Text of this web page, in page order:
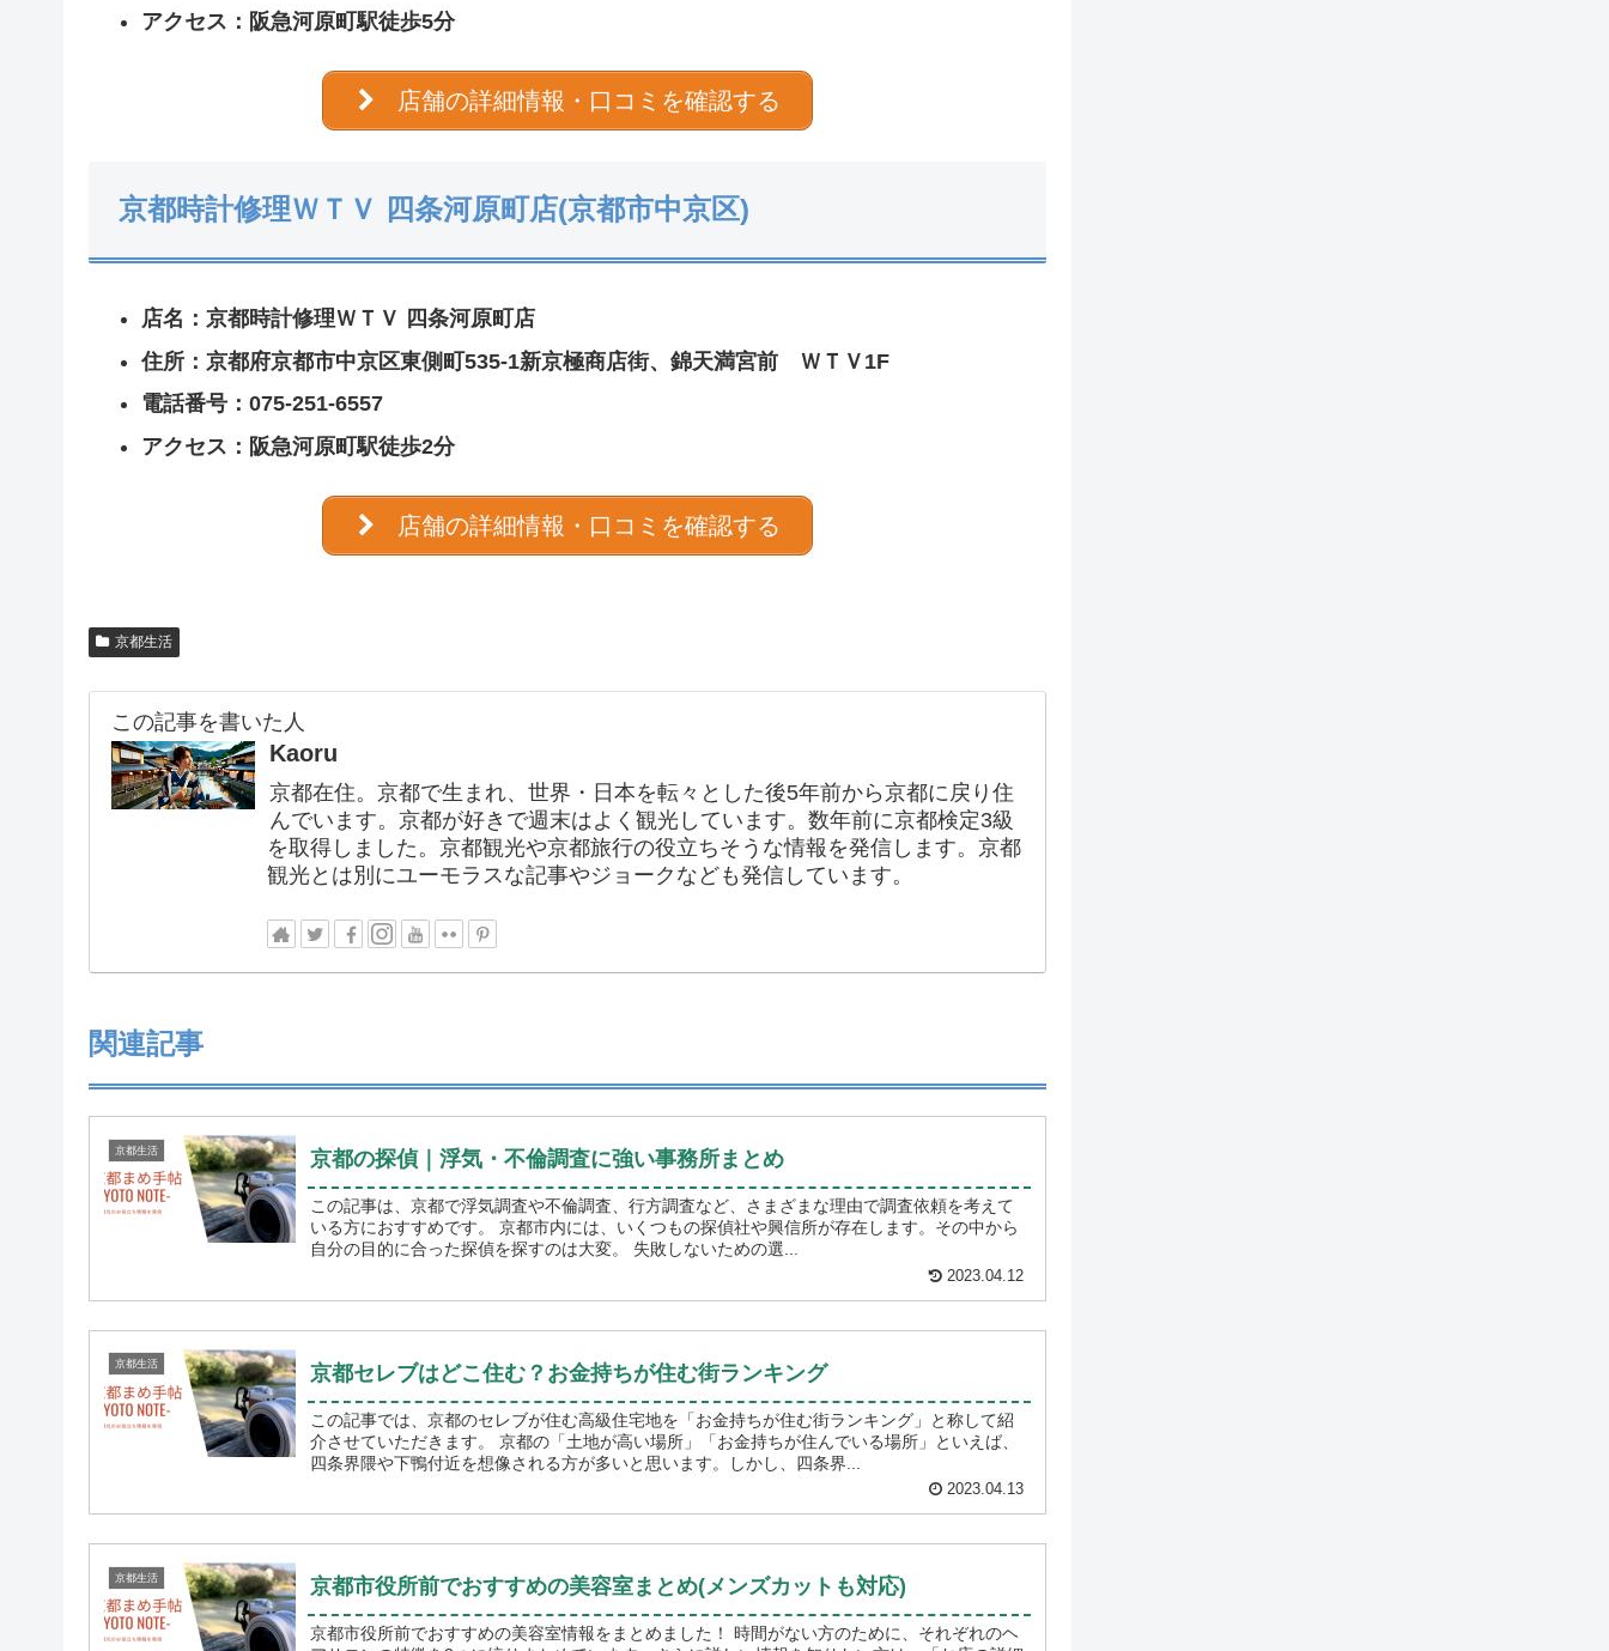
アクセス：阪急河原町駅徒歩5分
店舗の詳細情報・口コミを確認する
京都時計修理ＷＴＶ 四条河原町店(京都市中京区)
店名：京都時計修理ＷＴＶ 四条河原町店
住所：京都府京都市中京区東側町535‐1新京極商店街、錦天満宮前 ＷＴＶ1F
電話番号：075-251-6557
アクセス：阪急河原町駅徒歩2分
店舗の詳細情報・口コミを確認する
京都生活
この記事を書いた人
Kaoru
京都在住。京都で生まれ、世界・日本を転々とした後5年前から京都に戻り住
んでいます。京都が好きで週末はよく観光しています。数年前に京都検定3級
を取得しました。京都観光や京都旅行の役立ちそうな情報を発信します。京都
観光とは別にユーモラスな記事やジョークなども発信しています。
関連記事
京都生活 京都の探偵｜浮気・不倫調査に強い事務所まとめ
この記事は、京都で浮気調査や不倫調査、行方調査など、さまざまな理由で調査依頼を考えて
いる方におすすめです。 京都市内には、いくつもの探偵社や興信所が存在します。その中から
自分の目的に合った探偵を探すのは大変。 失敗しないための選...
2023.04.12
京都生活 京都セレブはどこ住む？お金持ちが住む街ランキング
この記事では、京都のセレブが住む高級住宅地を「お金持ちが住む街ランキング」と称して紹
介させていただきます。 京都の「土地が高い場所」「お金持ちが住んでいる場所」といえば、
四条界隈や下鴨付近を想像される方が多いと思います。しかし、四条界...
2023.04.13
京都生活 京都市役所前でおすすめの美容室まとめ(メンズカットも対応)
京都市役所前でおすすめの美容室情報をまとめました！ 時間がない方のために、それぞれのヘ